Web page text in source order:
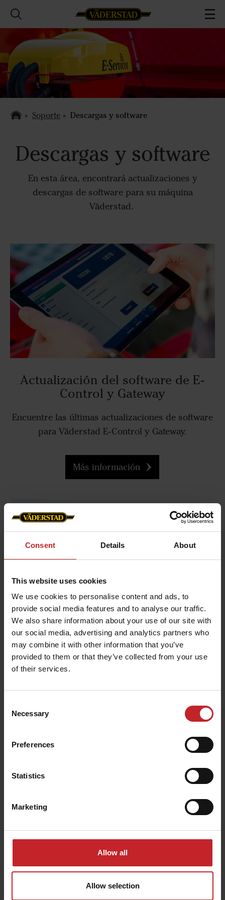
Consent Details About
This website uses cookies
We use cookies to personalise content and ads, to
provide social media features and to analyse our traffic.
We also share information about your use of our site with
our social media, advertising and analytics partners who
may combine it with other information that you’ve
provided to them or that they’ve collected from your use
of their services.
Selection
Necessary
Preferences
Statistics
Marketing
Allow all
Allow selection
Soporte Descargas y software
Descargas y software
En esta área, encontrará actualizaciones y
descargas de software para su máquina
Väderstad.
Actualización del software de E-
Control y Gateway
Encuentre las últimas actualizaciones de software
para Väderstad E-Control y Gateway.
Más información
Actualización del software
ControlStation
Descubra cómo actualizar el software de la
Activar